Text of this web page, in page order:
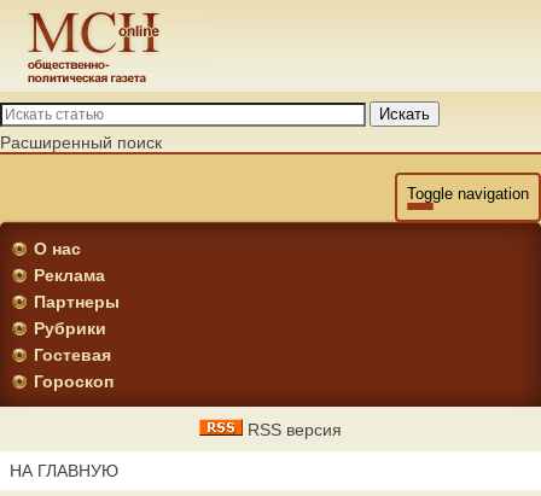
Искать
Расширенный поиск
Toggle navigation
О нас
Реклама
Партнеры
Рубрики
Гостевая
Гороскоп
RSS версия
НА ГЛАВНУЮ